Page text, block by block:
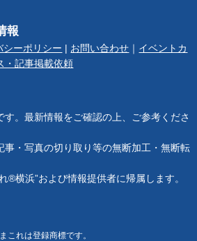
報
シーポリシー お問い合わせ
イベントカ
・記事掲載依頼
。最新情報をご確認の上、ご参考くださ
事・写真の切り取り等の無断加工・無断転
®横浜”および情報提供者に帰属します。
これは登録商標です。